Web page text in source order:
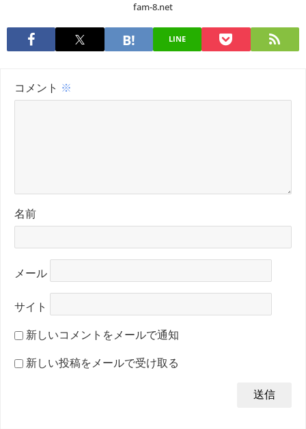
fam-8.net
LINE
コメント ※
名前
メール
サイト
新しいコメントをメールで通知
新しい投稿をメールで受け取る